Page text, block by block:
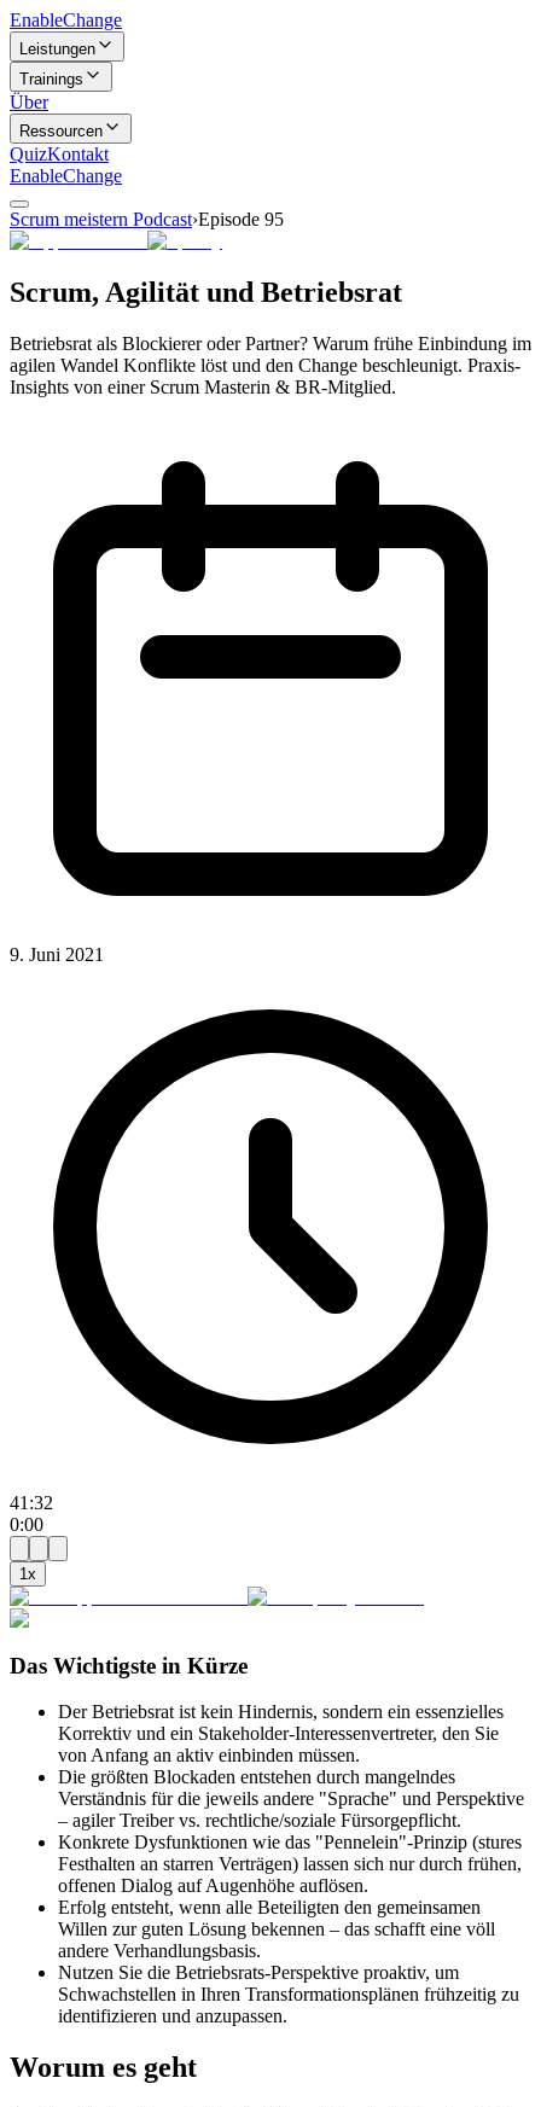
EnableChange
Leistungen
Trainings
Über
Ressourcen
QuizKontakt
EnableChange
Scrum meistern Podcast›Episode 95
Scrum, Agilität und Betriebsrat
Betriebsrat als Blockierer oder Partner? Warum frühe Einbindung im
agilen Wandel Konflikte löst und den Change beschleunigt. Praxis-
Insights von einer Scrum Masterin & BR-Mitglied.
9. Juni 2021
41:32
0:00
1 x
Das Wichtigste in Kürze
Der Betriebsrat ist kein Hindernis, sondern ein essenzielles
Korrektiv und ein Stakeholder-Interessenvertreter, den Sie
von Anfang an aktiv einbinden müssen.
Die größten Blockaden entstehen durch mangelndes
Verständnis für die jeweils andere "Sprache" und Perspektive
– agiler Treiber vs. rechtliche/soziale Fürsorgepflicht.
Konkrete Dysfunktionen wie das "Pennelein"-Prinzip (stures
Festhalten an starren Verträgen) lassen sich nur durch frühen,
offenen Dialog auf Augenhöhe auflösen.
Erfolg entsteht, wenn alle Beteiligten den gemeinsamen
Willen zur guten Lösung bekennen – das schafft eine völl
andere Verhandlungsbasis.
Nutzen Sie die Betriebsrats-Perspektive proaktiv, um
Schwachstellen in Ihren Transformationsplänen frühzeitig zu
identifizieren und anzupassen.
Worum es geht